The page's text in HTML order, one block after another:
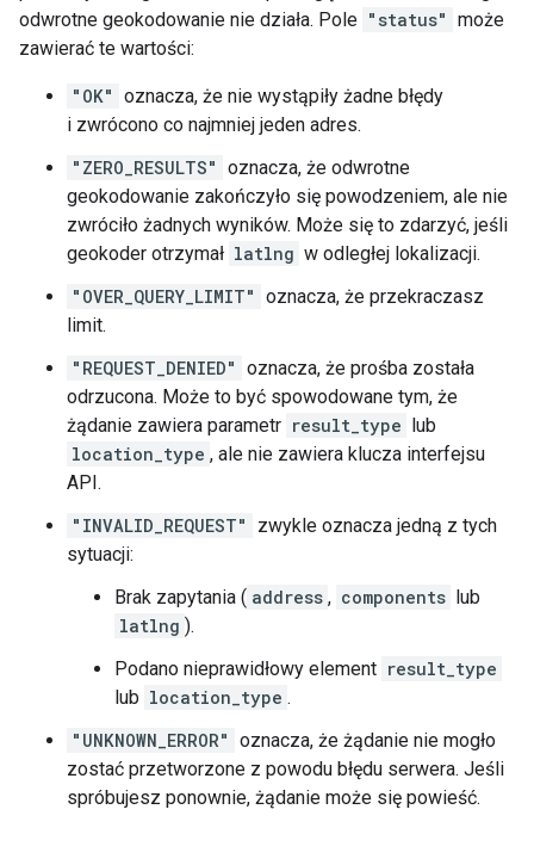
odwrotne geokodowanie nie działa. Pole "status" może
zawierać te wartości:
"OK" oznacza, że nie wystąpiły żadne błędy
i zwrócono co najmniej jeden adres.
"ZERO_RESULTS" oznacza, że odwrotne
geokodowanie zakończyło się powodzeniem, ale nie
zwróciło żadnych wyników. Może się to zdarzyć, jeśli
geokoder otrzymał latlng w odległej lokalizacji.
"OVER_QUERY_LIMIT" oznacza, że przekraczasz
limit.
"REQUEST_DENIED" oznacza, że prośba została
odrzucona. Może to być spowodowane tym, że
żądanie zawiera parametr result_type lub
location_type , ale nie zawiera klucza interfejsu
API.
"INVALID_REQUEST"
zwykle oznacza jedną z tych
sytuacji:
Brak zapytania ( address , components lub
latlng ).
Podano nieprawidłowy element result_type
lub location_type .
"UNKNOWN_ERROR" oznacza, że żądanie nie mogło
zostać przetworzone z powodu błędu serwera. Jeśli
spróbujesz ponownie, żądanie może się powieść.